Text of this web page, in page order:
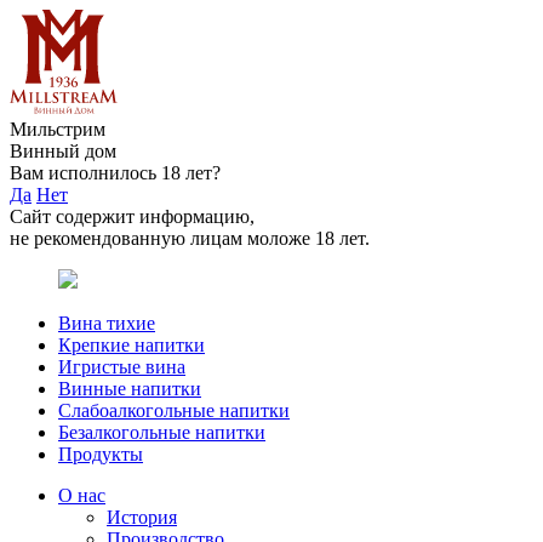
Мильстрим
Винный дом
Вам исполнилось 18 лет?
Да Нет
Сайт содержит информацию,
не рекомендованную лицам моложе 18 лет.
Вина тихие
Крепкие напитки
Игристые вина
Винные напитки
Слабоалкогольные напитки
Безалкогольные напитки
Продукты
О нас
История